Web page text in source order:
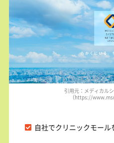
引用元：メディカル
（https://
自社でクリニックモー